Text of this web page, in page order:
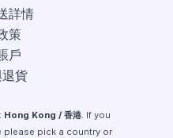
詳情
策
戶
貨
Hong Kong / 香港 . If you
please pick a country or